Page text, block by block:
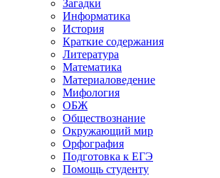
Загадки
Информатика
История
Краткие содержания
Литература
Математика
Материаловедение
Мифология
ОБЖ
Обществознание
Окружающий мир
Орфография
Подготовка к ЕГЭ
Помощь студенту